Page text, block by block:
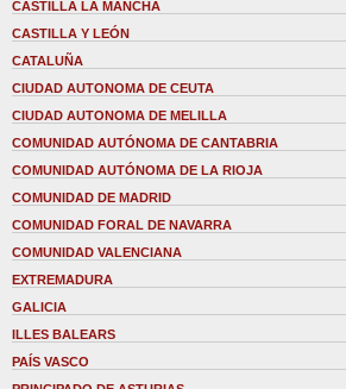
CASTILLA LA MANCHA
CASTILLA Y LEÓN
CATALUÑA
CIUDAD AUTONOMA DE CEUTA
CIUDAD AUTONOMA DE MELILLA
COMUNIDAD AUTÓNOMA DE CANTABRIA
COMUNIDAD AUTÓNOMA DE LA RIOJA
COMUNIDAD DE MADRID
COMUNIDAD FORAL DE NAVARRA
COMUNIDAD VALENCIANA
EXTREMADURA
GALICIA
ILLES BALEARS
PAÍS VASCO